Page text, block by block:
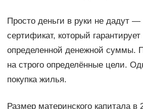
Просто деньги в руки не дадут —
сертификат, который
определенной денежной суммы.
на строго определённые цели.
покупка жилья.
Размер материнского капитала в